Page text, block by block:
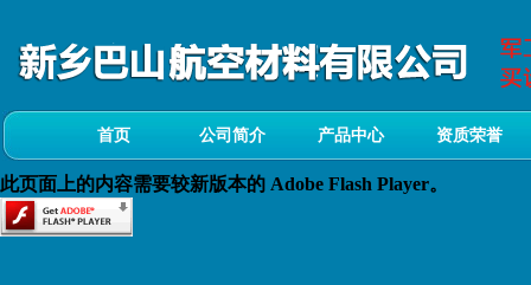
首页 公司简介 产品中心 资质荣誉
此页面上的内容需要较新版本的 Adobe Flash Player。